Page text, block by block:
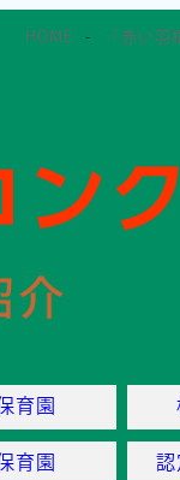
HOME 「赤い
育園
育園